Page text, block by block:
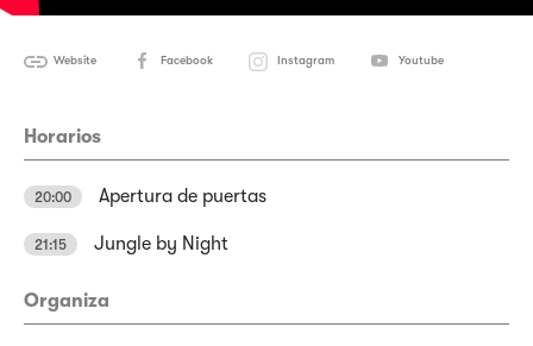
Website Facebook Instagram Youtube
Horarios
20:00 Apertura de puertas
21:15 Jungle by Night
Organiza